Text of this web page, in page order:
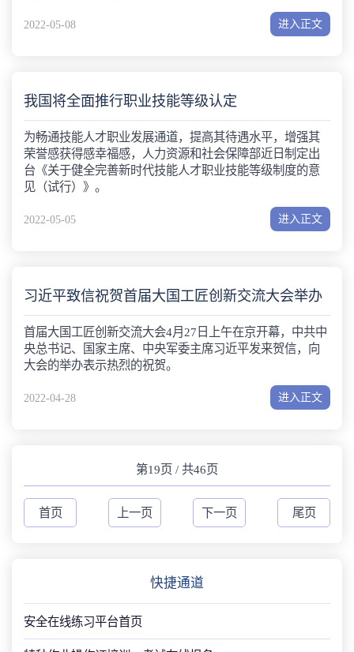
2022-05-08 进入正文
我国将全面推行职业技能等级认定
为畅通技能人才职业发展通道，提高其待遇水平，增强其
荣誉感获得感幸福感，人力资源和社会保障部近日制定出
台《关于健全完善新时代技能人才职业技能等级制度的意
见（试行）》。
2022-05-05 进入正文
习近平致信祝贺首届大国工匠创新交流大会举办
首届大国工匠创新交流大会4月27日上午在京开幕，中共中
央总书记、国家主席、中央军委主席习近平发来贺信，向
大会的举办表示热烈的祝贺。
2022-04-28 进入正文
第19页 / 共46页
首页 上一页 下一页 尾页
快捷通道
安全在线练习平台首页